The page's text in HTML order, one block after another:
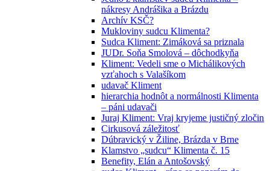
nákresy Andrášika a Brázdu
Archív KSČ?
Mukloviny sudcu Klimenta?
Sudca Kliment: Zimáková sa priznala
JUDr. Soňa Smolová – dôchodkyňa
Kliment: Vedeli sme o Michálikových
vzťahoch s Valašíkom
udavač Kliment
hierarchia hodnôt a normálnosti Klimenta
– páni udavači
Juraj Kliment: Vraj kryjeme justičný zločin
Cirkusová záležitosť
Dúbravický v Žiline, Brázda v Brne
Klamstvo „sudcu“ Klimenta č. 15
Benefity, Elán a Antošovský